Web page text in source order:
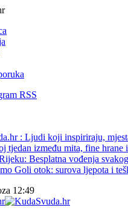
RSS
: Ljudi koji inspiriraju,
tjedan između mita, fine hrane
Besplatna vođenja
Goli otok: surova ljepota i
12:49